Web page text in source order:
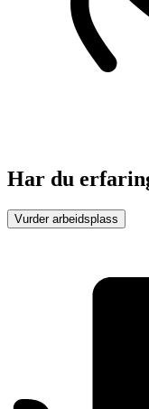
Har du
Vurder arbeidsplass